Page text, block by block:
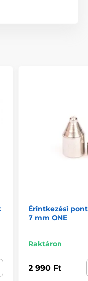
Érintkezési
7 mm ONE
Raktáron
2 990 Ft